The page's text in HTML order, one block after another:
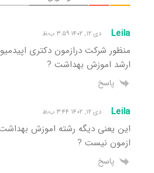
Leila دی ۱۲, ۱۴۰۲ ۳:۵۹ ب٫ظ
منظور شرکت درازمون دکتری
ارشد اموزش بهداشت ?
پاسخ
Leila دی ۱۲, ۱۴۰۲ ۳:۴۴ ب٫ظ
این یعنی دیگه رشته اموزش
ازمون نیست ?
پاسخ